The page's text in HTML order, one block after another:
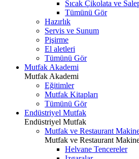
Sıcak Çikolata ve
Tümünü Gör
Hazırlık
Servis ve Sunum
Pişirme
El aletleri
Tümünü Gör
Mutfak Akademi
Mutfak Akademi
Eğitimler
Mutfak Kitapları
Tümünü Gör
Endüstriyel Mutfak
Endüstriyel Mutfak
Mutfak ve Restaurant
Mutfak ve Restaurant
Helvane Tencereler